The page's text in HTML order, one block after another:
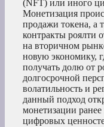
(NFT) или иного
Монетизация
продажи токена, а
контракты роялти
на вторичном
новую экономику,
получать долю от
долгосрочной
волатильность и
данный подход
монетизации
цифровых